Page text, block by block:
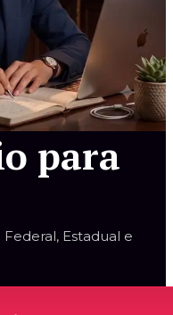
para
Estadual e